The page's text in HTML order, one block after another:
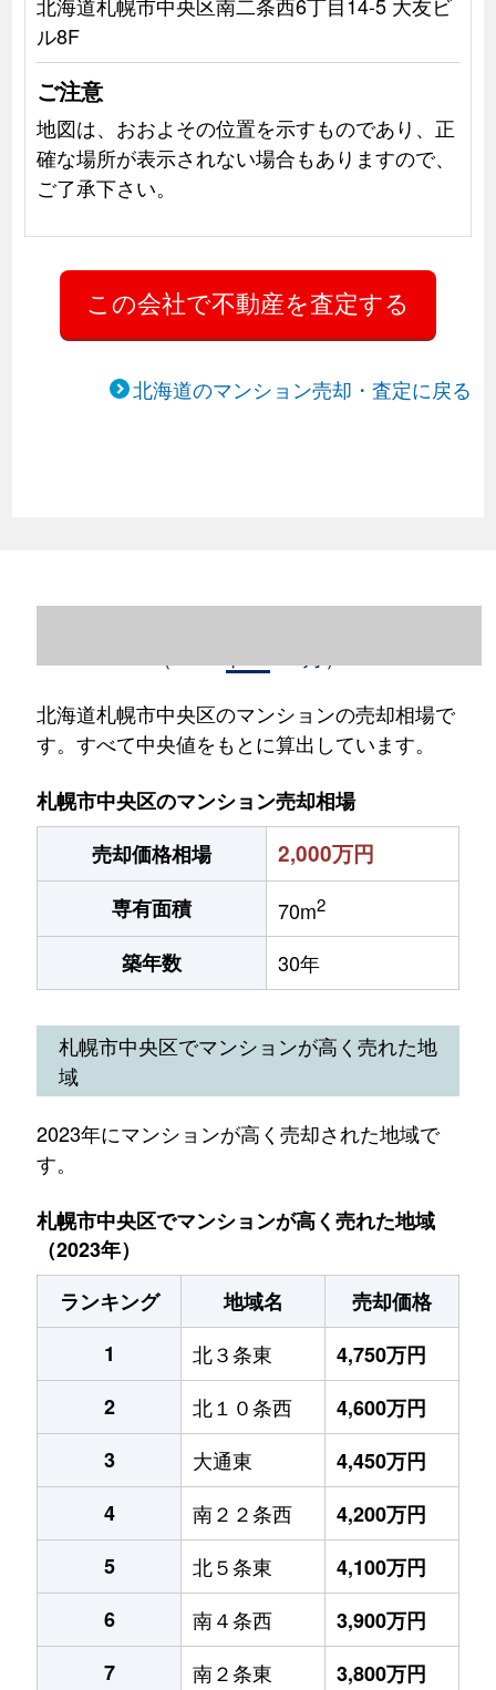
ル8F
ご注意
地図は、おおよその位置を示すものであり、正
確な場所が表示されない場合もありますので、
ご了承下さい。
北海道のマンション売却・査定に戻る
北海道札幌市中央区のマンションの売却相場で
す。すべて中央値をもとに算出しています。
札幌市中央区のマンション売却相場
売却価格相場
2,000万円
専有面積 70m2
築年数 30年
札幌市中央区でマンションが高く売れた地
域
2023年にマンションが高く売却された地域で
す。
札幌市中央区でマンションが高く売れた地域
（2023年）
ランキング
地域名
売却価格
1
北３条東
4,750万円
2
北１０条西
4,600万円
3
大通東
4,450万円
4
南２２条西
4,200万円
5
北５条東
4,100万円
6
南４条西
3,900万円
7
南２条東 3,800万円